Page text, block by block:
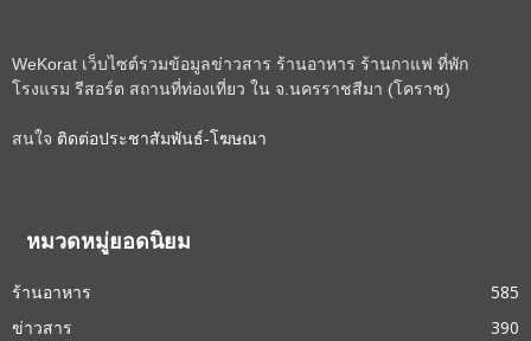
WeKorat เว็บไซต์รวมข้อมูลข่าวสาร ร้านอาหาร ร้านกาแฟ ที่พัก
โรงแรม รีสอร์ต สถานที่ท่องเที่ยว ใน จ.นครราชสีมา (โคราช)
สนใจ ติดต่อประชาสัมพันธ์-โฆษณา
หมวดหมู่ยอดนิยม
ร้านอาหาร
585
ข่าวสาร
390